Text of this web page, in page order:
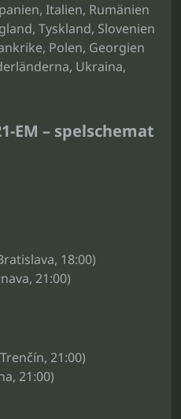
Italien, Rumänien
Tyskland, Slovenien
Polen, Georgien
Ukraina,
EM – spelschemat
18:00)
21:00)
21:00)
21:00)